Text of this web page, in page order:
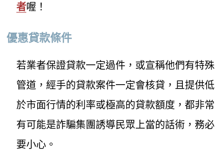
者喔！
優惠貸款條件
若業者保證貸款一定過件，或宣稱他們有特殊
管道，經手的貸款案件一定會核貸，且提供低
於市面行情的利率或極高的貸款額度，都非常
有可能是詐騙集團誘導民眾上當的話術，務必
要小心。